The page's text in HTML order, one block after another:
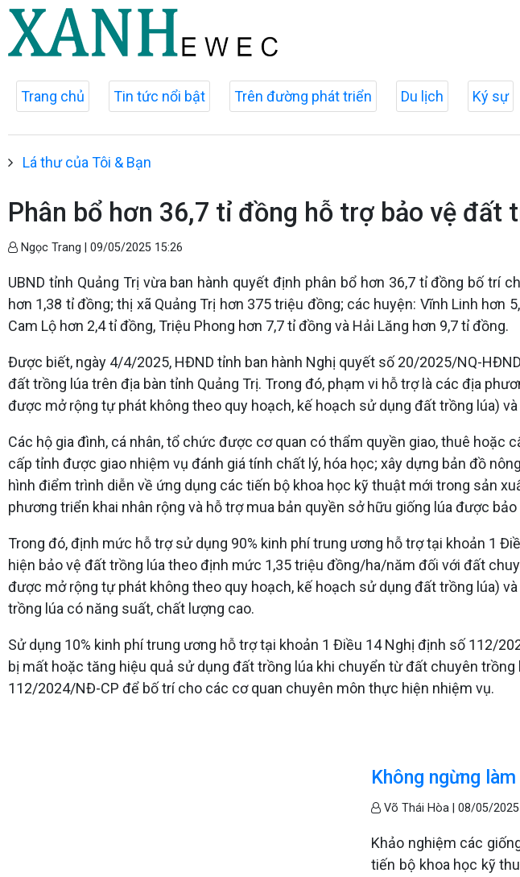
Trang chủ Tin tức nổi bật Trên đường phát triển Du lịch Ký sự
Lá thư của Tôi & Bạn
Phân bổ hơn 36,7 tỉ đồng hỗ trợ bảo vệ đất
Ngọc Trang | 09/05/2025 15:26
UBND tỉnh Quảng Trị vừa ban hành quyết định phân bổ hơn 36,7 tỉ đồng bố
hơn 1,38 tỉ đồng; thị xã Quảng Trị hơn 375 triệu đồng; các huyện: Vĩnh Linh hơn
Cam Lộ hơn 2,4 tỉ đồng, Triệu Phong hơn 7,7 tỉ đồng và Hải Lăng hơn 9,7 tỉ đồng.
Được biết, ngày 4/4/2025, HĐND tỉnh ban hành Nghị quyết số 20/2025/NQ-
đất trồng lúa trên địa bàn tỉnh Quảng Trị. Trong đó, phạm vi hỗ trợ là các địa
được mở rộng tự phát không theo quy hoạch, kế hoạch sử dụng đất trồng lúa)
Các hộ gia đình, cá nhân, tổ chức được cơ quan có thẩm quyền giao, thuê
cấp tỉnh được giao nhiệm vụ đánh giá tính chất lý, hóa học; xây dựng bản đồ
hình điểm trình diễn về ứng dụng các tiến bộ khoa học kỹ thuật mới trong sản
phương triển khai nhân rộng và hỗ trợ mua bản quyền sở hữu giống lúa được bảo
Trong đó, định mức hỗ trợ sử dụng 90% kinh phí trung ương hỗ trợ tại khoản 1
hiện bảo vệ đất trồng lúa theo định mức 1,35 triệu đồng/ha/năm đối với đất
được mở rộng tự phát không theo quy hoạch, kế hoạch sử dụng đất trồng lúa)
trồng lúa có năng suất, chất lượng cao.
Sử dụng 10% kinh phí trung ương hỗ trợ tại khoản 1 Điều 14 Nghị định số 112/
bị mất hoặc tăng hiệu quả sử dụng đất trồng lúa khi chuyển từ đất chuyên
112/2024/NĐ-CP để bố trí cho các cơ quan chuyên môn thực hiện nhiệm vụ.
Không ngừng
Võ Thái Hòa |08/05/
Khảo nghiệm các
tiến bộ khoa học kỹ